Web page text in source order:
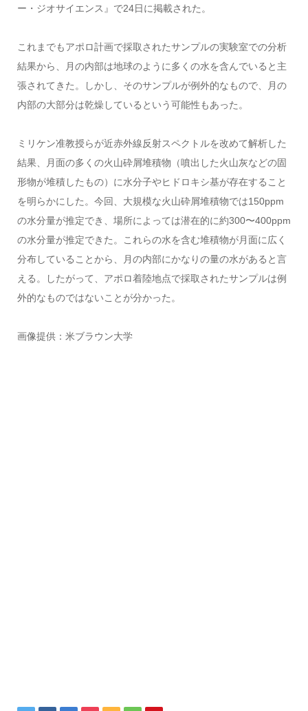
ー・ジオサイエンス』で24日に掲載された。
これまでもアポロ計画で採取されたサンプルの実験室での分析
結果から、月の内部は地球のように多くの水を含んでいると主
張されてきた。しかし、そのサンプルが例外的なもので、月の
内部の大部分は乾燥しているという可能性もあった。
ミリケン准教授らが近赤外線反射スペクトルを改めて解析した
結果、月面の多くの火山砕屑堆積物（噴出した火山灰などの固
形物が堆積したもの）に水分子やヒドロキシ基が存在すること
を明らかにした。今回、大規模な火山砕屑堆積物では150ppm
の水分量が推定でき、場所によっては潜在的に約300〜400ppm
の水分量が推定できた。これらの水を含む堆積物が月面に広く
分布していることから、月の内部にかなりの量の水があると言
える。したがって、アポロ着陸地点で採取されたサンプルは例
外的なものではないことが分かった。
画像提供：米ブラウン大学